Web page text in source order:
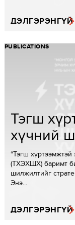
ДЭЛГЭРЭНГҮЙ
PUBLICATIONS
Тэгш
хүчний
“Тэгш
(ТХЭХШХ) баримт
шилжилтийг
Энэ...
ДЭЛГЭРЭНГҮЙ